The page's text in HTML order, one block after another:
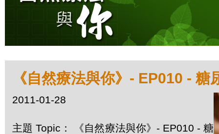
《自然療法與你》- EP010 - 糖
2011-01-28
主題 Topic： 《自然療法與你》- EP010 - 糖